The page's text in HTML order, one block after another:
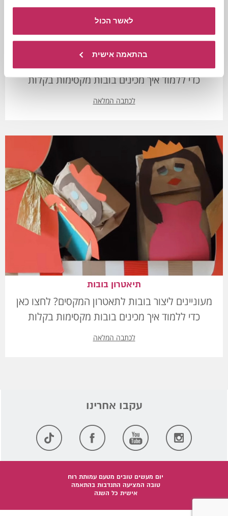
לאשר הכול
בהתאמה אישית
כדי ללמוד איך מכינים בובות מקסימות בקלות
לכתבה המלאה
תיאטרון בובות
מעוניינים ליצור בובות לתאטרון המקסים? לחצו כאן
כדי ללמוד איך מכינים בובות מקסימות בקלות
לכתבה המלאה
יום מעשים טובים מטעם עמותת רוח
טובה המציעה התנדבות בהתאמה
אישית כל השנה